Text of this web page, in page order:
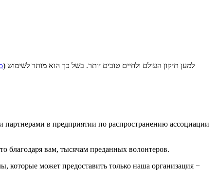
) למען תיקון העולם ולחיים טובים יותר. בשל כך הוא מותר לשימוש
партнерами в предприятии по распространению ассоциации
благодаря вам, тысячам преданных волонтеров.
которые может предоставить только наша организация −